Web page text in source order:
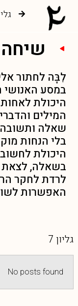
גליון 7 |
שיחה
לִבָּה לחתור
במסע
היכולת
המילים
שאלה
בלי הנחות
היכולת
בשאלה, לצאת
לרדת לחקר
האפשרות
גליון 7
No posts found